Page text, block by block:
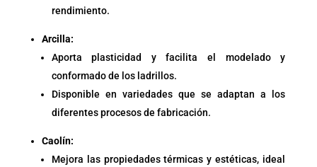
rendimiento.
Arcilla:
Aporta plasticidad y facilita el modelado y
conformado de los ladrillos.
Disponible en variedades que se adaptan a los
diferentes procesos de fabricación.
Caolín:
Mejora las propiedades térmicas y estéticas, ideal